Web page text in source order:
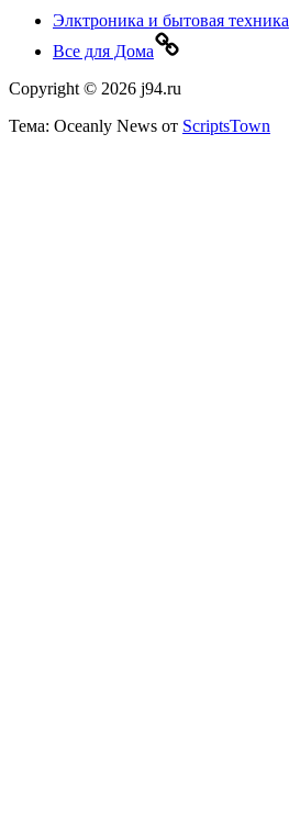
Элктроника и бытовая техника
Все для Дома
Copyright © 2026 j94.ru
Тема: Oceanly News от ScriptsTown